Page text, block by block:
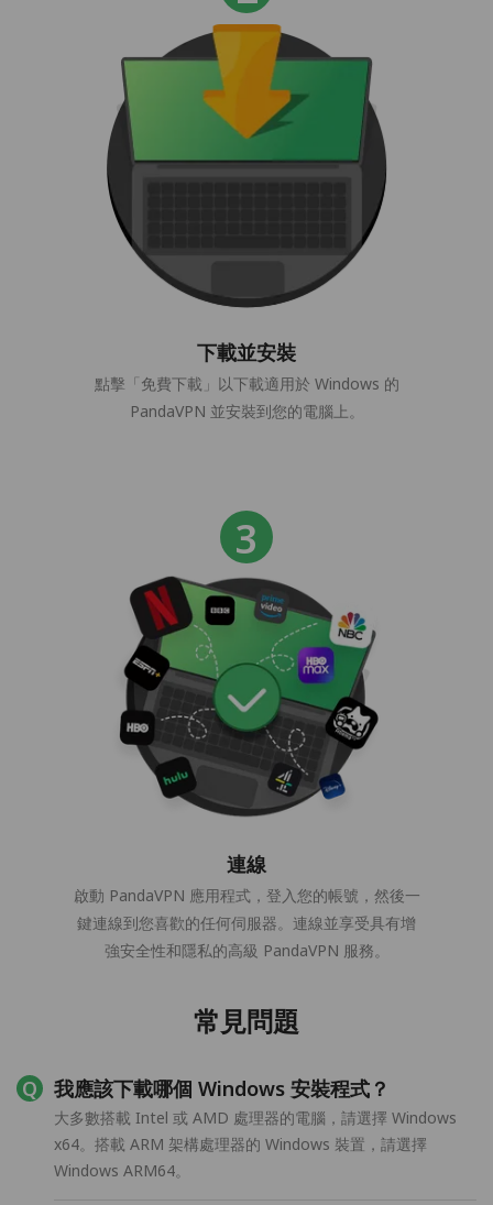
下載並安裝
點擊「免費下載」以下載適用於 Windows 的
PandaVPN 並安裝到您的電腦上。
連線
啟動 PandaVPN 應用程式，登入您的帳號，然後一
鍵連線到您喜歡的任何伺服器。連線並享受具有增
強安全性和隱私的高級 PandaVPN 服務。
常見問題
我應該下載哪個 Windows 安裝程式？
大多數搭載 Intel 或 AMD 處理器的電腦，請選擇 Windows
x64。搭載 ARM 架構處理器的 Windows 裝置，請選擇
Windows ARM64。